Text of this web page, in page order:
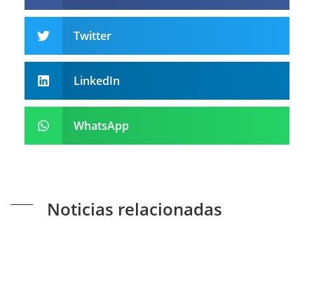
Twitter
LinkedIn
WhatsApp
Noticias relacionadas